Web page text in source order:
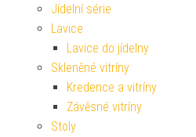
Jídelní série
Lavice
Lavice do jídelny
Skleněné vitríny
Kredence a vitríny
Závěsné vitríny
Stoly